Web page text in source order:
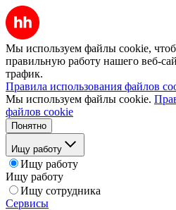
Мы используем файлы cookie,
правильную работу нашего веб-
трафик.
Правила использования файлов
Мы используем файлы cookie.
файлов cookie
Понятно
Ищу работу
Ищу работу
Ищу работу
Ищу сотрудника
Сервисы